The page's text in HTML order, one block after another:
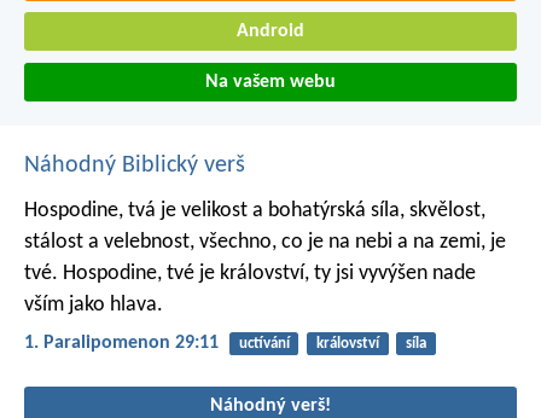
Android
Na vašem webu
Náhodný Biblický verš
Hospodine, tvá je velikost a bohatýrská síla, skvělost,
stálost a velebnost, všechno, co je na nebi a na zemi, je
tvé. Hospodine, tvé je království, ty jsi vyvýšen nade
vším jako hlava.
1. Paralipomenon 29:11 uctívání království síla
Náhodný verš!